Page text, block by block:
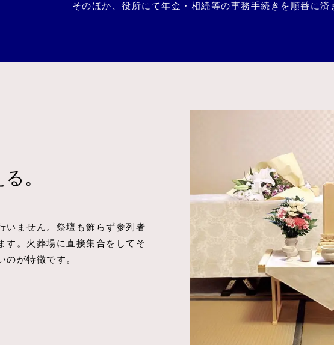
そのほか、役所にて年金・相続等の事務手続きを順番に済
。
いません。祭壇も飾らず参列者
す。火葬場に直接集合をしてそ
が特徴です。